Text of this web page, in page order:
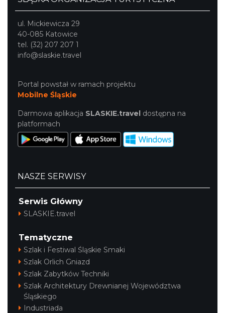
ul. Mickiewicza 29
40-085 Katowice
tel. (32) 207 207 1
info@slaskie.travel
Portal powstał w ramach projektu
Mobilne Śląskie
Darmowa aplikacja SLASKIE.travel dostępna na
platformach
NASZE SERWISY
Serwis Główny
SLASKIE.travel
Tematyczne
Szlak i Festiwal Śląskie Smaki
Szlak Orlich Gniazd
Szlak Zabytków Techniki
Szlak Architektury Drewnianej Województwa
Śląskiego
Industriada